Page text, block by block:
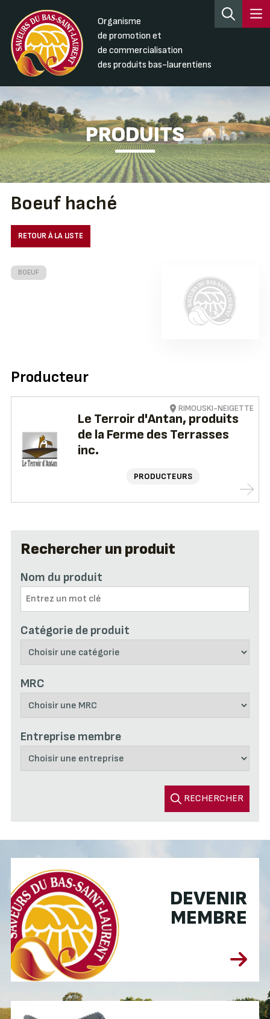
Organisme
de promotion et
de commercialisation
des produits bas-laurentiens
PRODUITS
Rechercher un produit
Nom du produit
Catégorie de produit
MRC
Entreprise membre
RECHERCHER
Boeuf haché
RETOUR À LA LISTE
BOEUF
Producteur
Le Terroir d'Antan, produits
de la Ferme des Terrasses
inc.
PRODUCTEURS
RIMOUSKI-NEIGETTE
DEVENIR
MEMBRE